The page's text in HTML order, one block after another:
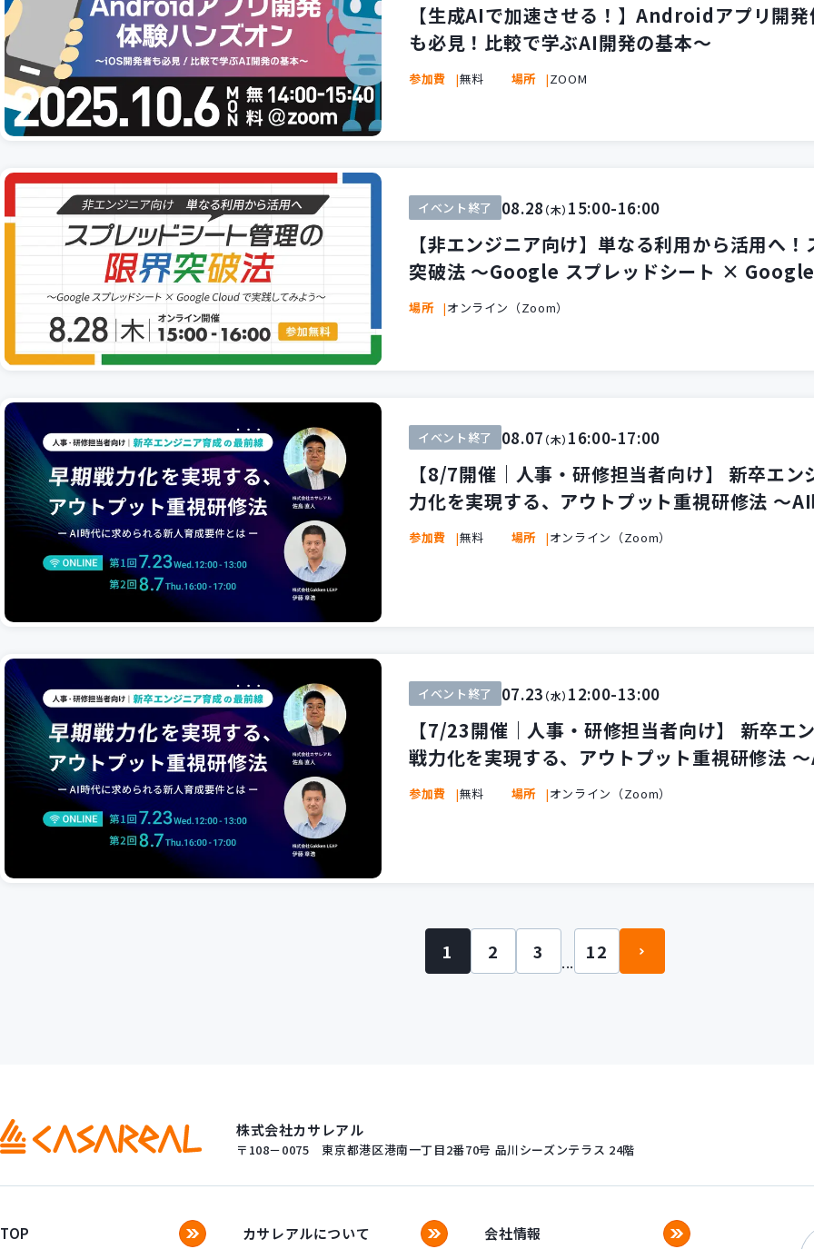
【生成AIで加速させる！】Androidアプリ開
も必見！比較で学ぶAI開発の基本〜
参加費 無料 場所 ZOOM
イベント終了 08.28 （木） 15:00-16:00
【非エンジニア向け】単なる利用から活用へ
突破法 ～Google スプレッドシート ×
場所 オンライン（Zoom）
イベント終了 08.07 （木） 16:00-17:00
【8/7開催｜人事・研修担当者向け】 新卒エ
力化を実現する、アウトプット重視研修法 ～
件とは～
参加費 無料 場所 オンライン（Zoom）
イベント終了 07.23 （水） 12:00-13:00
【7/23開催｜人事・研修担当者向け】 新卒エ
戦力化を実現する、アウトプット重視研修法
要件とは～
参加費 無料 場所 オンライン（Zoom）
1 2 3 ... 12
株式会社カサレアル
〒108－0075 東京都港区港南一丁目2番70号 品川シーズンテラス 24階
TOP カサレアルについて 会社情報